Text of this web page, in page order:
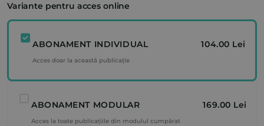
Variante pentru acces online
ABONAMENT INDIVIDUAL 104.00 Lei
Acces doar la această publicație
ABONAMENT MODULAR 169.00 Lei
Acces la toate publicațiile din modulul cumpărat